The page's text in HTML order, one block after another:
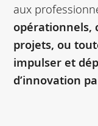
aux
opérationnels,
projets, ou
impulser et
d’innovation